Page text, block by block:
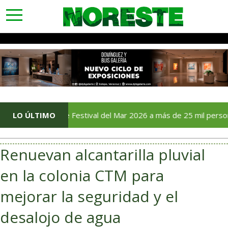
toggle
navigation
LO ÚLTIMO
Reúne Festival del Mar 2026 a más de 25 mil personas en su
Renuevan alcantarilla pluvial
en la colonia CTM para
mejorar la seguridad y el
desalojo de agua